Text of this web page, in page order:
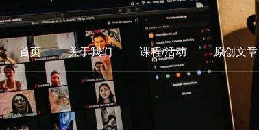
首页 关于我们 课程/活动 原创文章